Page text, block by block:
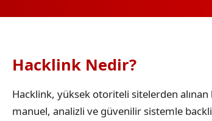
Hacklink Nedir?
Hacklink, yüksek otoriteli sitelerden alınan
manuel, analizli ve güvenilir sistemle